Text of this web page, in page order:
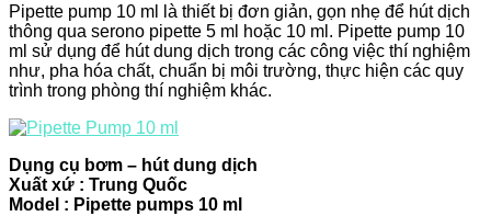
Pipette pump 10 ml là thiết bị đơn giản, gọn nhẹ để hút dịch
thông qua serono pipette 5 ml hoặc 10 ml. Pipette pump 10
ml sử dụng để hút dung dịch trong các công việc thí nghiệm
như, pha hóa chất, chuẩn bị môi trường, thực hiện các quy
trình trong phòng thí nghiệm khác.
Dụng cụ bơm – hút dung dịch
Xuất xứ : Trung Quốc
Model : Pipette pumps 10 ml